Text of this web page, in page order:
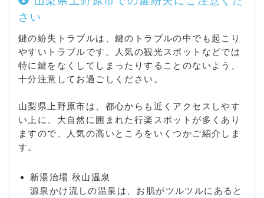
さい
鍵の紛失トラブルは、鍵のトラブルの中でも起こり
やすいトラブルです。人気の観光スポットなどでは
特に鍵をなくしてしまったりすることのないよう、
十分注意してお過ごしください。
山梨県上野原市は、都心からも近くアクセスしやす
い上に、大自然に囲まれた行楽スポットが多くあり
ますので、人気の高いところをいくつかご紹介しま
す。
新湯治場 秋山温泉
源泉かけ流しの温泉は、お肌がツルツルにあると